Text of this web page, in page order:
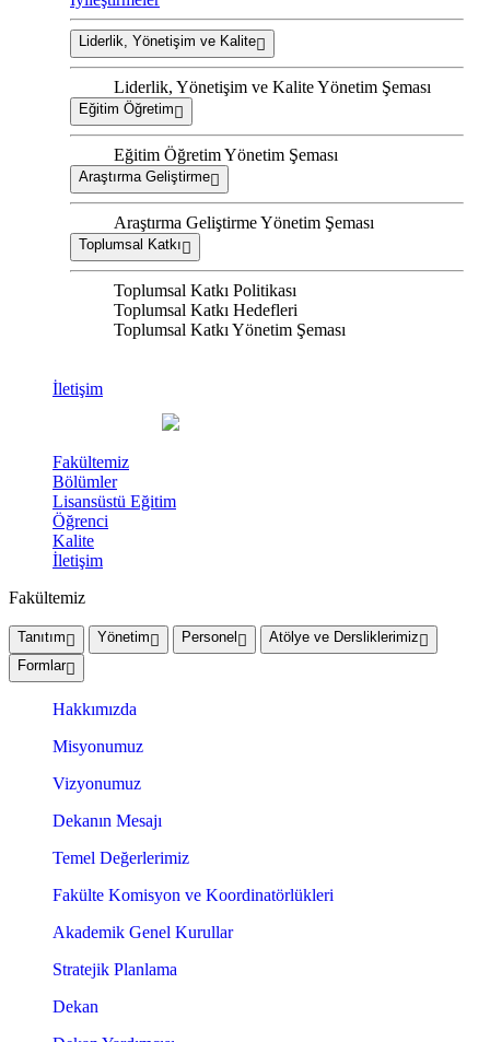
Liderlik, Yönetişim ve Kalite
Liderlik, Yönetişim ve Kalite Yönetim Şeması
Eğitim Öğretim
Eğitim Öğretim Yönetim Şeması
Araştırma Geliştirme
Araştırma Geliştirme Yönetim Şeması
Toplumsal Katkı
Toplumsal Katkı Politikası
Toplumsal Katkı Hedefleri
Toplumsal Katkı Yönetim Şeması
İletişim
Fakültemiz
Bölümler
Lisansüstü Eğitim
Öğrenci
Kalite
İletişim
Fakültemiz
Tanıtım Yönetim Personel
Atölye ve Dersliklerimiz
Formlar
Hakkımızda
Misyonumuz
Vizyonumuz
Dekanın Mesajı
Temel Değerlerimiz
Fakülte Komisyon ve Koordinatörlükleri
Akademik Genel Kurullar
Stratejik Planlama
Dekan